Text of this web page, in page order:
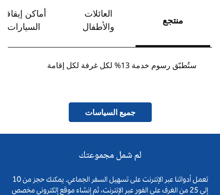
منتجع
العائلات
والأطفال
أماكن إيقاف
السيارات
ستُطبّق رسوم خدمة 13% لكل غرفة لكل إقامة
جميع السياسات
لم شمل مجموعتك
تعمل أدواتنا عبر الإنترنت على تسهيل السفر الجماعي. يمكنك حجز من 10
إلى 25 من الغرف على الفور عبر الإنترنت، ثم إنشاء موقع إلكتروني مخصص